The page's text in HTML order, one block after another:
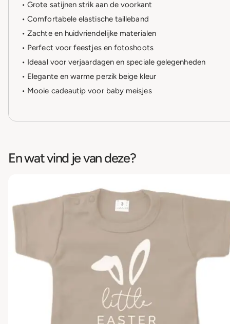
• Grote satijnen strik aan de voorkant
• Comfortabele elastische tailleband
• Zachte en huidvriendelijke materialen
• Perfect voor feestjes en fotoshoots
• Ideaal voor verjaardagen en speciale gelegenheden
• Elegante en warme perzik beige kleur
• Mooie cadeautip voor baby meisjes
En wat vind je van deze?